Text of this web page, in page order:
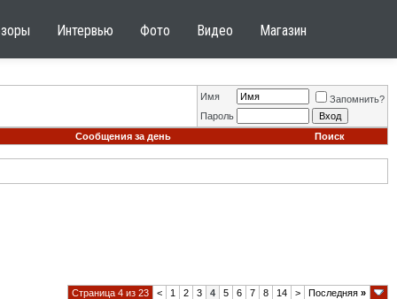
Интервью Фото Видео Магазин
Имя
Запомнить?
Пароль
Сообщения за день
Поиск
Страница 4 из 23 < 1 2 3 4 5 6 7 8 14 > Последняя »